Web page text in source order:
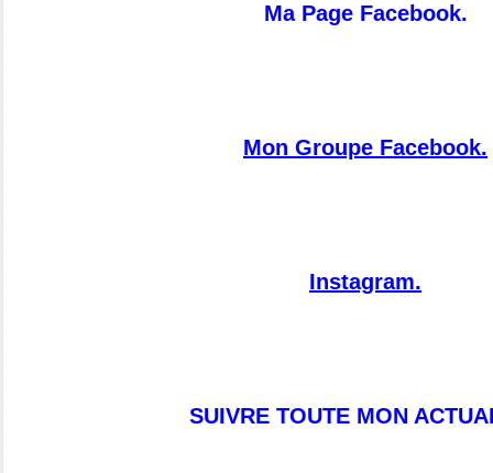
Ma Page Facebook.
Mon Groupe Facebook.
Instagram.
SUIVRE TOUTE MON